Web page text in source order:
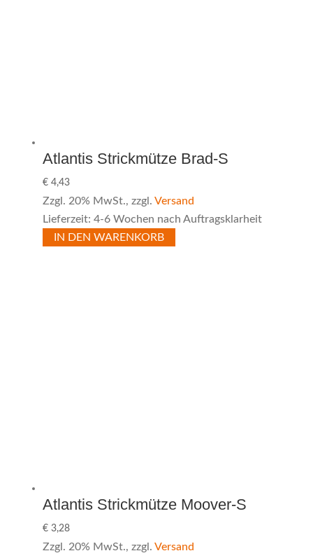
Atlantis Strickmütze Brad-S
€4,43
Zzgl. 20% MwSt., zzgl. Versand
Lieferzeit: 4-6 Wochen nach Auftragsklarheit
IN DEN WARENKORB
Atlantis Strickmütze Moover-S
€3,28
Zzgl. 20% MwSt., zzgl. Versand